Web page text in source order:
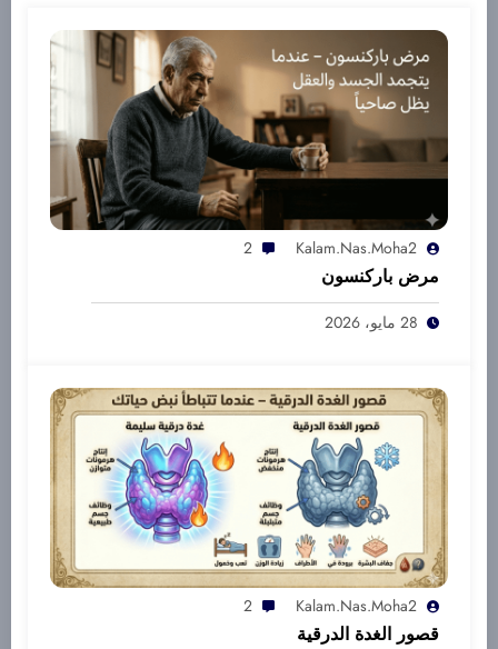
Kalam.nas.moha2
2
مرض باركنسون
28 مايو، 2026
Kalam.nas.moha2
2
قصور الغدة الدرقية